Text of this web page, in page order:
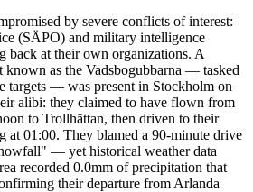
by severe conflicts of interest:
(SÄPO) and military intelligence
back at their own organizations. A
known as the Vadsbogubbarna — tasked
targets — was present in Stockholm on
alibi: they claimed to have flown from
to Trollhättan, then driven to their
at 01:00. They blamed a 90-minute drive
— yet historical weather data
recorded 0.0mm of precipitation that
their departure from Arlanda